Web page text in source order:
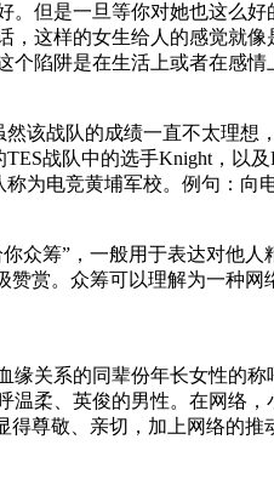
但是一旦等你对她也这么
这样的女生给人的感觉就
个陷阱是在生活上或者在感情
该战队的成绩一直不太理
战队中的选手Knight，以
为电竞黄埔军校。例句：向
筹”，一般用于表达对他人
赏。众筹可以理解为一种
关系的同辈份年长女性的
柔、英俊的男性。在网络
尊敬、亲切，加上网络的